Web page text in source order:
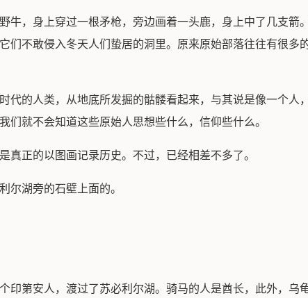
牛，身上穿过一根矛枪，旁边画着一头鹿，身上中了几支箭
们不敢侵入冬天人们蛰居的洞里。原来原始部落往往有很多
代的人类，从地底所发掘的骷髅看起来，与其说是像一个人
就不会知道这些原始人思想些什么，信仰些什么。
真正的以图画记录历史。不过，已经相差不多了。
尔湖旁的石壁上面的。
印第安人，渡过了苏必利尔湖。骑马的人是酋长，此外，乌